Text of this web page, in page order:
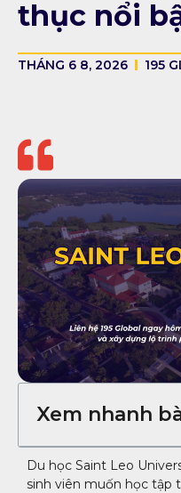
thục nổi
THÁNG 6 8, 2026 195
Xem nhanh
Du học Saint Leo
sinh viên muốn học tập